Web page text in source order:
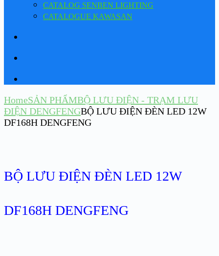
CATALOG SENBEN LIGHTING
CATALOGUE KAWASAN
HomeSẢN PHẨMBỘ LƯU ĐIỆN - TRẠM LƯU
ĐIỆN DENGFENGBỘ LƯU ĐIỆN ĐÈN LED 12W
DF168H DENGFENG
BỘ LƯU ĐIỆN ĐÈN LED 12W
DF168H DENGFENG